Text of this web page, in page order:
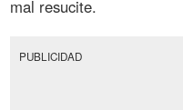
mal resucite.
PUBLICIDAD